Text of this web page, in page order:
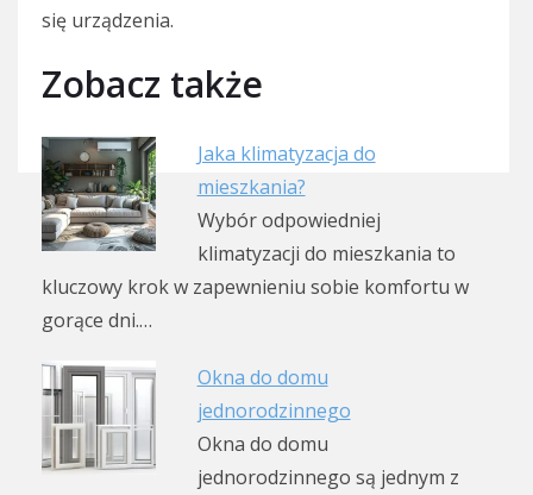
się urządzenia.
Zobacz także
Jaka klimatyzacja do
mieszkania?
Wybór odpowiedniej
klimatyzacji do mieszkania to
kluczowy krok w zapewnieniu sobie komfortu w
gorące dni.…
Okna do domu
jednorodzinnego
Okna do domu
jednorodzinnego są jednym z